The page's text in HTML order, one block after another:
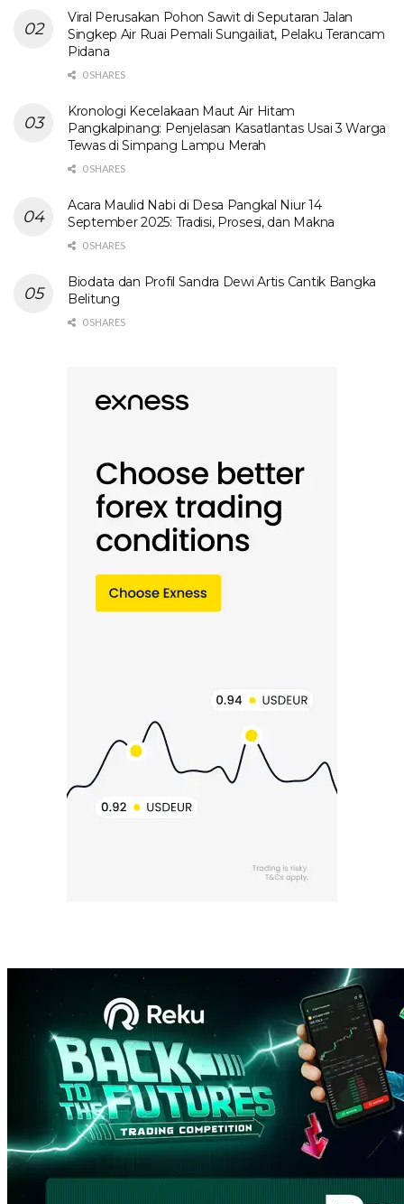
Viral Perusakan Pohon Sawit di Seputaran Jalan
Singkep Air Ruai Pemali Sungailiat, Pelaku Terancam
Pidana
0 SHARES
Kronologi Kecelakaan Maut Air Hitam
Pangkalpinang: Penjelasan Kasatlantas Usai 3 Warga
Tewas di Simpang Lampu Merah
0 SHARES
Acara Maulid Nabi di Desa Pangkal Niur 14
September 2025: Tradisi, Prosesi, dan Makna
0 SHARES
Biodata dan Profil Sandra Dewi Artis Cantik Bangka
Belitung
0 SHARES